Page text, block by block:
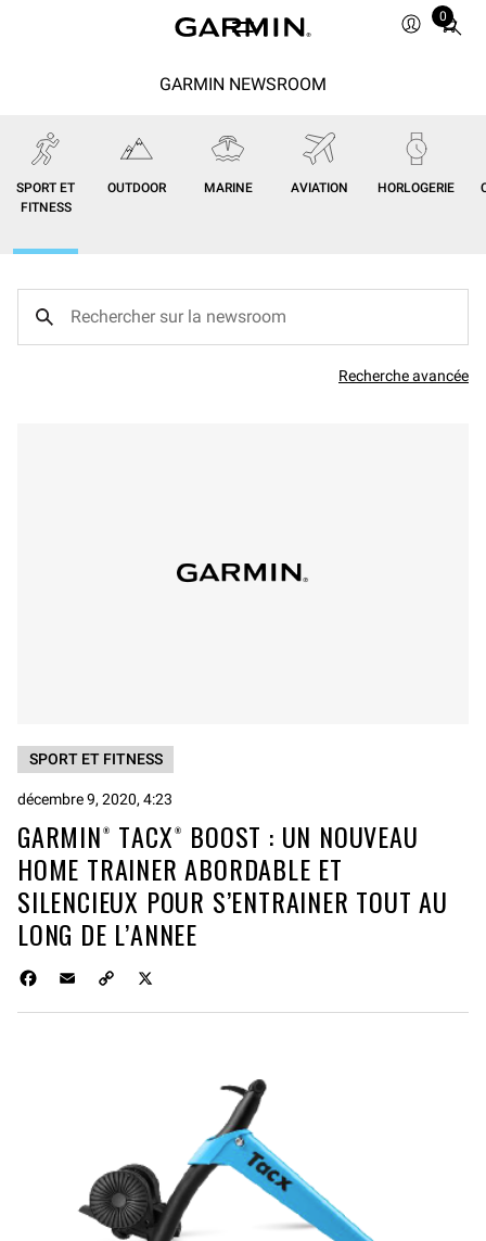
0
Total
GARMIN NEWSROOM
SPORT ET
FITNESS
OUTDOOR MARINE AVIATION HORLOGERIE
Recherche avancée
SPORT ET FITNESS
décembre 9, 2020, 4:23
GARMIN® TACX® BOOST : UN NOUVEAU
HOME TRAINER ABORDABLE ET
SILENCIEUX POUR S’ENTRAINER TOUT AU
LONG DE L’ANNEE